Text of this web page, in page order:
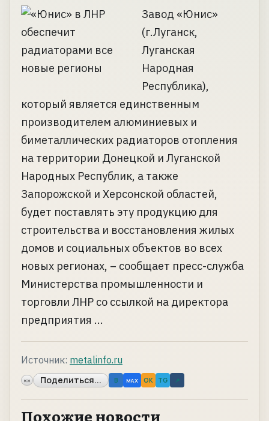
Завод «Юнис»
(г.Луганск,
Луганская
Народная
Республика),
который является единственным
производителем алюминиевых и
биметаллических радиаторов отопления
на территории Донецкой и Луганской
Народных Республик, а также
Запорожской и Херсонской областей,
будет поставлять эту продукцию для
строительства и восстановления жилых
домов и социальных объектов во всех
новых регионах, – сообщает пресс-служба
Министерства промышленности и
торговли ЛНР со ссылкой на директора
предприятия ...
Источник: metalinfo.ru
«» Поделиться... B MAX OK TG ↗
Похожие новости